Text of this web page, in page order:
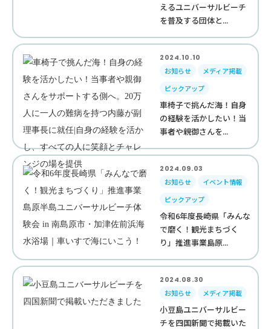
えるユニバーサルビーチ
を普及する団体と...
2024.10.10
お知らせ
メディア掲載
ピックアップ
車椅子で挑んだ海！自身
の経験を活かしたい！当
事者や親御さんを...
2024.09.03
お知らせ
イベント情報
ピックアップ
令和6年度長崎県「みんな
で磨く！観光まちづく
り」推進事業島原...
2024.08.30
お知らせ
メディア掲載
小豆島ユニバーサルビー
チを四国新聞で掲載いた